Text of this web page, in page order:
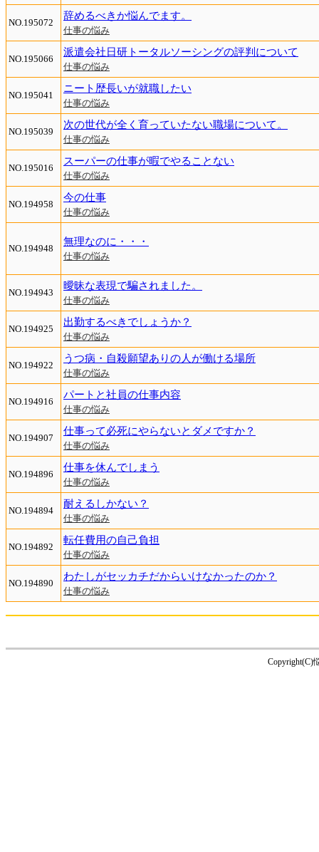
NO.195072
辞めるべきか悩んでます。
仕事の悩み
NO.195066
派遣会社日研トータルソーシングの評判について
仕事の悩み
NO.195041
ニート歴長いが就職したい
仕事の悩み
NO.195039
次の世代が全く育っていたない職場について。
仕事の悩み
NO.195016
スーパーの仕事が暇でやることない
仕事の悩み
NO.194958
今の仕事
仕事の悩み
NO.194948
無理なのに・・・
仕事の悩み
NO.194943
曖昧な表現で騙されました。
仕事の悩み
NO.194925
出勤するべきでしょうか？
仕事の悩み
NO.194922
うつ病・自殺願望ありの人が働ける場所
仕事の悩み
NO.194916
パートと社員の仕事内容
仕事の悩み
NO.194907
仕事って必死にやらないとダメですか？
仕事の悩み
NO.194896
仕事を休んでしまう
仕事の悩み
NO.194894
耐えるしかない？
仕事の悩み
NO.194892
転任費用の自己負担
仕事の悩み
NO.194890
わたしがセッカチだからいけなかったのか？
仕事の悩み
Copyright(C)